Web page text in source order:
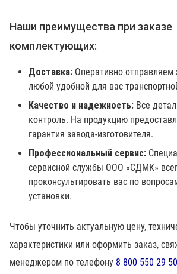
Наши преимущества при заказе
комплектующих:
Доставка: Оперативно отправляем
любой удобной для вас
Качество и надежность: Все
контроль. На продукцию
гарантия завода-изготовителя.
Профессиональный сервис:
сервисной службы ООО «СДМК»
проконсультировать вас по
установки.
Чтобы уточнить актуальную цену,
характеристики или оформить заказ,
менеджером по телефону 8 800 550 29 50